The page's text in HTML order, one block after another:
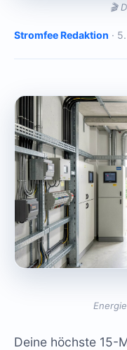
🎬
Stromfee Redaktion ·
Deine höchste 15-